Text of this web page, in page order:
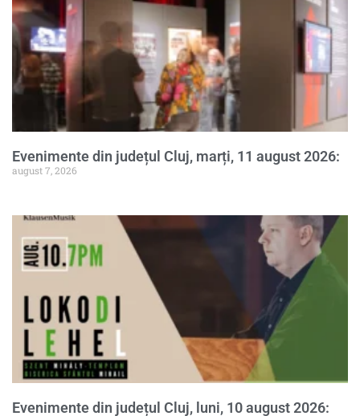
Evenimente din județul Cluj, marți, 11 august 2026:
august 7, 2026
Evenimente din județul Cluj, luni, 10 august 2026: